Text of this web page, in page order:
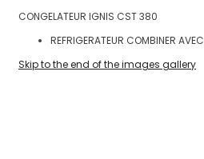
CONGELATEUR IGNIS CST 380
REFRIGERATEUR COMBINER
Skip to the end of the images gallery